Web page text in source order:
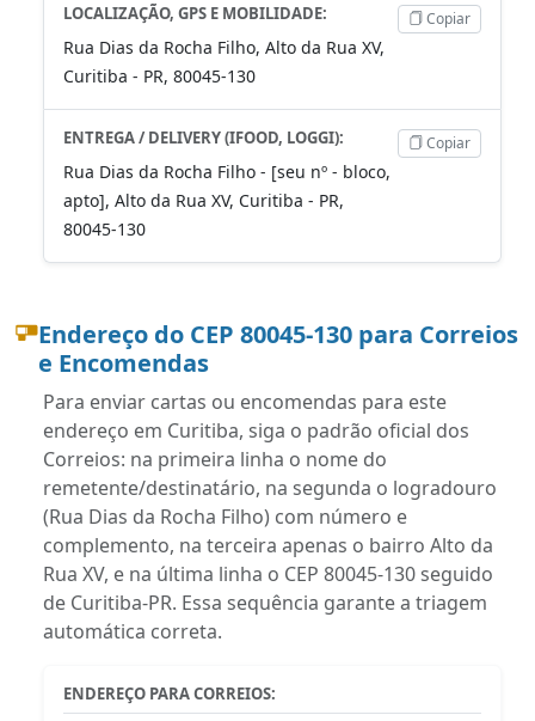
LOCALIZAÇÃO, GPS E MOBILIDADE:
Rua Dias da Rocha Filho, Alto da Rua XV,
Curitiba - PR, 80045-130
Copiar
ENTREGA / DELIVERY (IFOOD, LOGGI):
Rua Dias da Rocha Filho - [seu nº - bloco,
apto], Alto da Rua XV, Curitiba - PR,
80045-130
Copiar
Endereço do CEP 80045-130 para Correios
e Encomendas
Para enviar cartas ou encomendas para este
endereço em Curitiba, siga o padrão oficial dos
Correios: na primeira linha o nome do
remetente/destinatário, na segunda o logradouro
(Rua Dias da Rocha Filho) com número e
complemento, na terceira apenas o bairro Alto da
Rua XV, e na última linha o CEP 80045-130 seguido
de Curitiba-PR. Essa sequência garante a triagem
automática correta.
ENDEREÇO PARA CORREIOS: